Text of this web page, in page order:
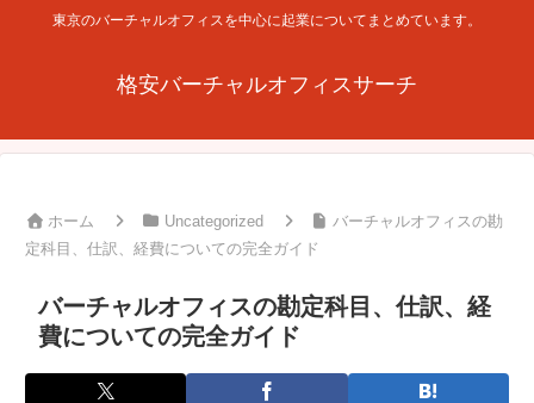
東京のバーチャルオフィスを中心に起業についてまとめています。
格安バーチャルオフィスサーチ
ホーム Uncategorized
バーチャルオフィスの勘
定科目、仕訳、経費についての完全ガイド
バーチャルオフィスの勘定科目、仕訳、経
費についての完全ガイド